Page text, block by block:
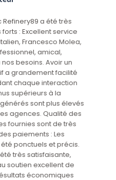
a été très
: Excellent service
Francesco Molea,
amical,
besoins. Avoir un
a grandement facilité
chaque interaction
supérieurs à la
sont plus élevés
agences. Qualité des
fournies sont de très
paiements : Les
ponctuels et précis.
très satisfaisante,
soutien excellent de
économiques